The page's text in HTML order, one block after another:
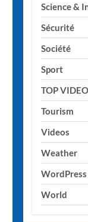
Science &
Sécurité
Société
Sport
TOP
Tourism
Videos
Weather
WordPress
World